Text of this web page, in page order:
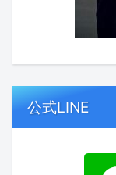
公式LINE